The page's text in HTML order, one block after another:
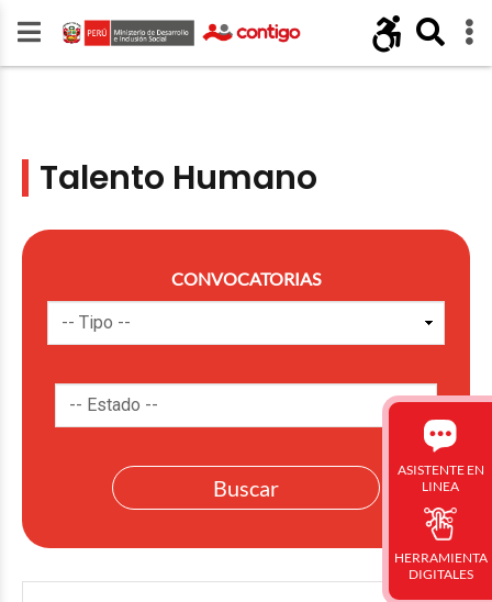
Talento Humano
CONVOCATORIAS
ASISTENTE EN
LINEA
HERRAMIENTA
DIGITALES